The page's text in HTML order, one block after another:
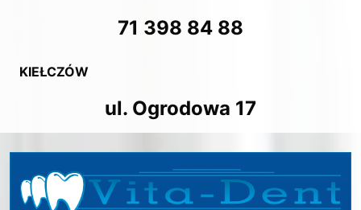
71 398 84 88
KIEŁCZÓW
ul. Ogrodowa 17